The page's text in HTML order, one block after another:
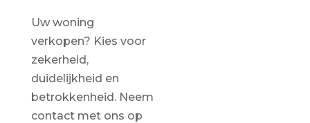
Uw woning
verkopen? Kies voor
zekerheid,
duidelijkheid en
betrokkenheid. Neem
contact met ons op